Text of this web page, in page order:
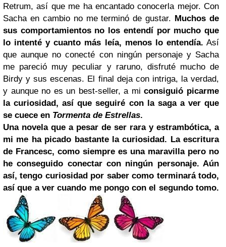
Retrum, así que me ha encantado conocerla mejor. Con
Sacha en cambio no me terminó de gustar. Muchos de
sus comportamientos no los entendí por mucho que
lo intenté y cuanto más leía, menos lo entendía. Así
que aunque no conecté con ningún personaje y Sacha
me pareció muy peculiar y raruno, disfruté mucho de
Birdy y sus escenas. El final deja con intriga, la verdad,
y aunque no es un best-seller, a miconsiguió picarme
la curiosidad, así que seguiré con la saga a ver que
se cuece en Tormenta de Estrellas.
Una novela que a pesar de ser rara y estrambótica, a
mi me ha picado bastante la curiosidad. La escritura
de Francesc, como siempre es una maravilla pero no
he conseguido conectar con ningún personaje. Aún
así, tengo curiosidad por saber como terminará todo,
así que a ver cuando me pongo con el segundo tomo.